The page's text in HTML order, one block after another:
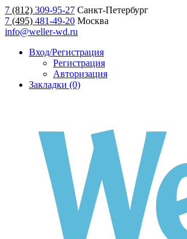
7 (812) 309-95-27 Санкт-Петербург
7 (495) 481-49-20 Москва
info@weller-wd.ru
Вход/Регистрация
Регистрация
Авторизация
Закладки (0)